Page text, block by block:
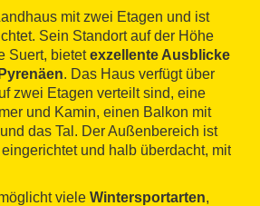
mit zwei Etagen und ist
Sein Standort auf der Höhe
Suert, bietetexzellente Ausblicke
. Das Haus verfügt über
zwei Etagen verteilt sind, eine
und Kamin, einen Balkon mit
das Tal. Der Außenbereich ist
und halb überdacht, mit
viele Wintersportarten,